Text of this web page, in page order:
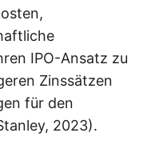
IPO-Ansatz zu
Zinssätzen
für den
2023).